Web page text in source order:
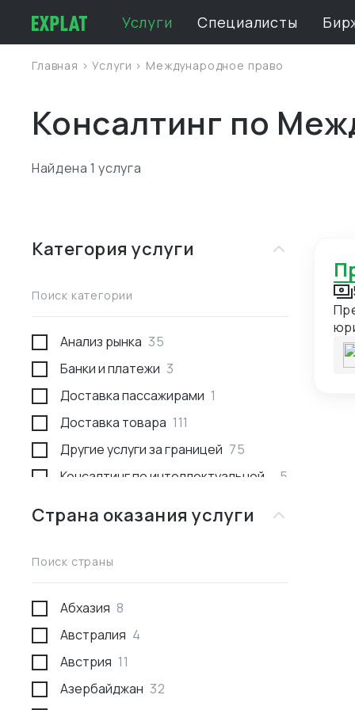
Услуги Специалисты
Главная >Услуги > Международное право
Консалтинг по
Найдена 1 услуга
Категория услуги
Поиск категории
Анализ рынка 35
Банки и платежи 3
Доставка пассажирами 1
Доставка товара 111
Другие услуги за границей 75
Консалтинг по интеллектуальной
5
Консультации 53
Поиск товара и поставщика
Проведение переговоров
Проверка качества товара
Проверка отгрузки товара
Страна оказания услуги
Поиск страны
Абхазия 8
Австралия 4
Австрия 11
Азербайджан 32